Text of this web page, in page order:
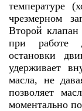
температуре
чрезмерном
Второй клапан
при работе
остановки
удерживает
масла, не
позволяет
моментально